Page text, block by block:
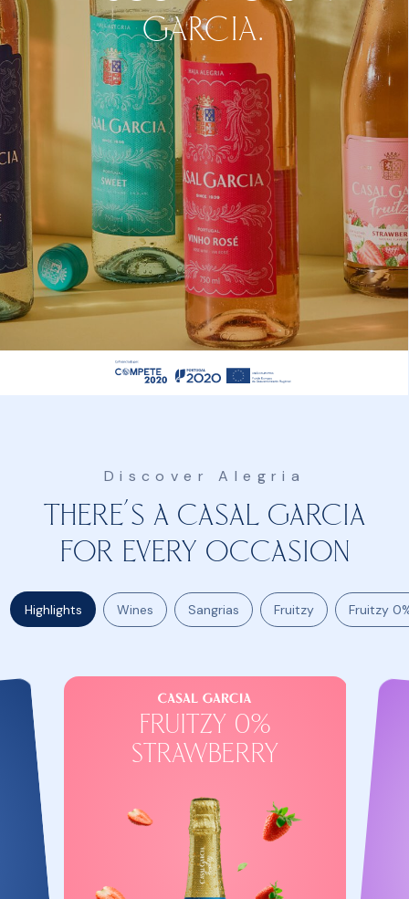
GARCIA.
Discover Alegria
There’s a Casal Garcia
for every occasion
Highlights Wines Sangrias Fruitzy Fruitzy
Fruitzy 0%
Strawberry